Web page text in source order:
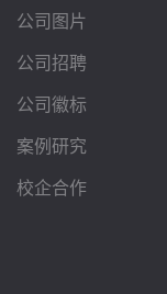
公司图片
公司招聘
公司徽标
案例研究
校企合作